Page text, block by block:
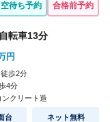
空待ち予約 合格前予約
転車13分
円
徒歩2分
4分
ンクリート造
台 ネット無料